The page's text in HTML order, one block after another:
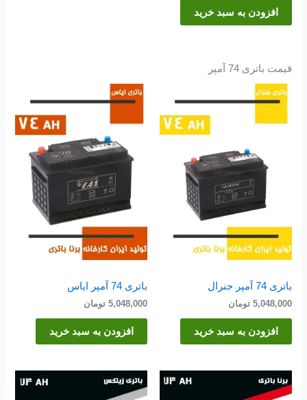
افزودن به سبد خرید
قیمت باتری 74 آمپر
باتری 74 آمپر جنرال
5,048,000 تومان
افزودن به سبد خرید
باتری 74 آمپر ایاس
5,048,000 تومان
افزودن به سبد خرید